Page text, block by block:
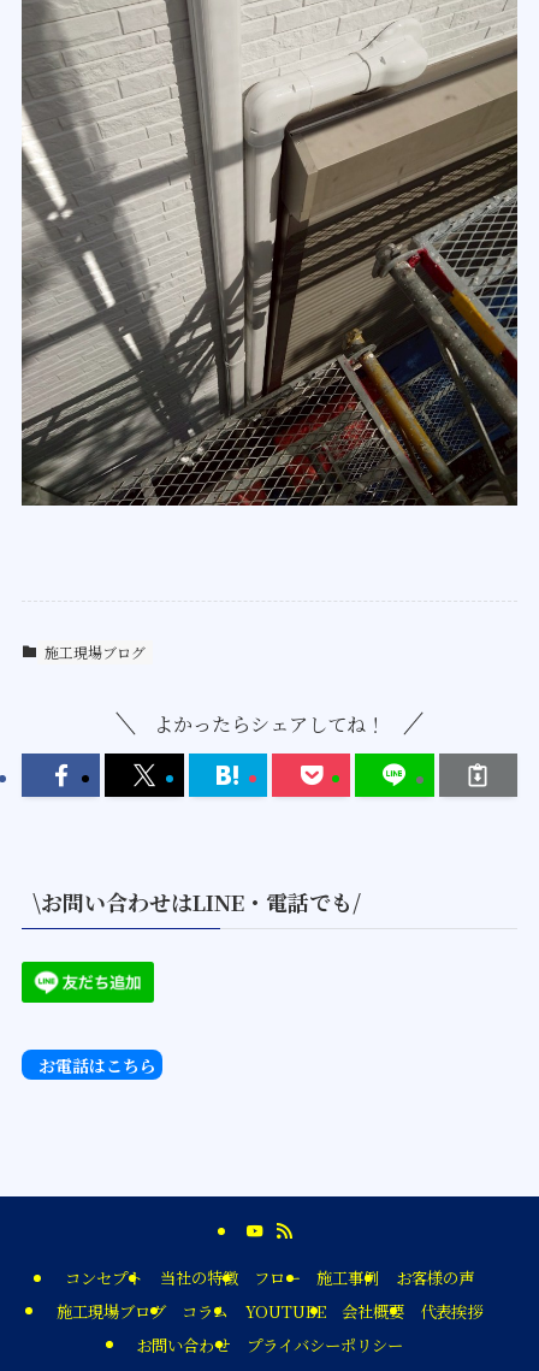
施工現場ブログ
よかったらシェアしてね！
\お問い合わせはLINE・電話でも/
お電話はこちら
コンセプト 当社の特徴 フロー 施工事例
お客様の声
施工現場ブログ
コラム YOUTUBE 会社概要
代表挨拶
お問い合わせ
プライバシーポリシー